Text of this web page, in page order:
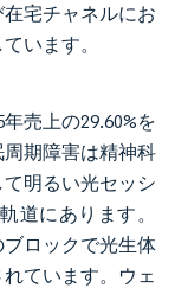
宅チャネルにお
います。
売上の29.60%を
期障害は精神科
明るい光セッシ
道にあります。
ロックで光生体
ています。ウェ